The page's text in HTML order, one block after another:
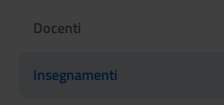
Docenti
Insegnamenti